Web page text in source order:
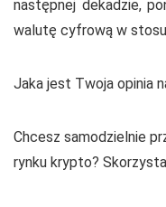
następnej dekadzie,
walutę cyfrową w
Jaka jest Twoja opinia
Chcesz samodzielnie
rynku krypto?